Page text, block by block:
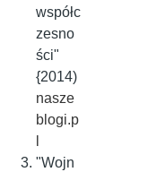
współc
zesno
ści"
{2014)
nasze
blogi.p
"Wojn